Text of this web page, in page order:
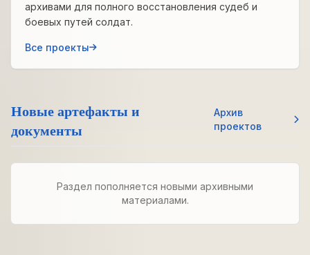
архивами для полного восстановления судеб и
боевых путей солдат.
Все проекты
Новые артефакты и
документы
Архив
проектов
Раздел пополняется новыми архивными
материалами.